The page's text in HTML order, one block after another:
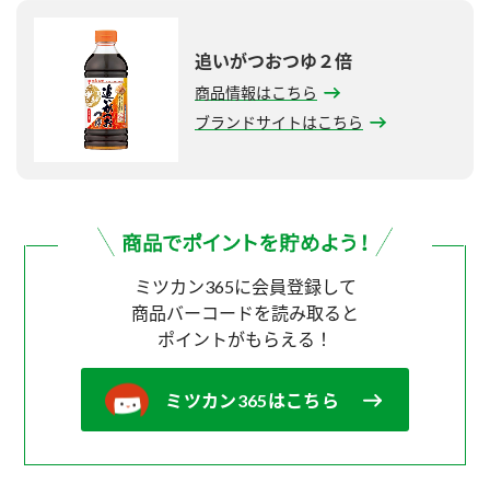
追いがつおつゆ２倍
商品情報はこちら
ブランドサイトはこちら
ミツカン365に会員登録して
商品バーコードを読み取ると
ポイントがもらえる！
ミツカン365はこちら